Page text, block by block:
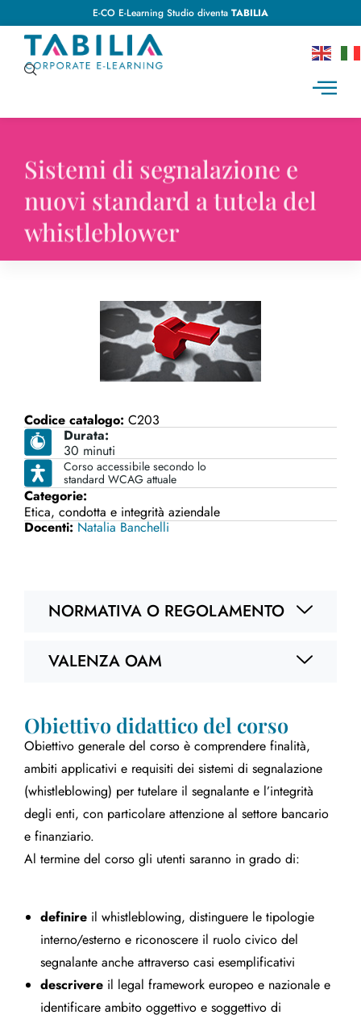
E-CO E-Learning Studio diventa TABILIA
Sistemi di segnalazione e
nuovi standard a tutela del
whistleblower
Codice catalogo: C203
Durata:
30 minuti
Corso accessibile secondo lo
standard WCAG attuale
Categorie:
Etica, condotta e integrità aziendale
Docenti:Natalia Banchelli
NORMATIVA O REGOLAMENTO
VALENZA OAM
Obiettivo didattico del corso
Obiettivo generale del corso è comprendere finalità,
ambiti applicativi e requisiti dei sistemi di segnalazione
(whistleblowing) per tutelare il segnalante e l’integrità
degli enti, con particolare attenzione al settore bancario
e finanziario.
Al termine del corso gli utenti saranno in grado di:
definire il whistleblowing, distinguere le tipologie
interno/esterno e riconoscere il ruolo civico del
segnalante anche attraverso casi esemplificativi
descrivere il legal framework europeo e nazionale e
identificare ambito oggettivo e soggettivo di